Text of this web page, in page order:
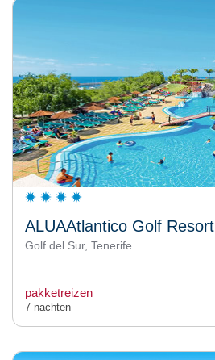
ALUAAtlantico Golf Resort
Golf del Sur, Tenerife
pakketreizen
7 nachten